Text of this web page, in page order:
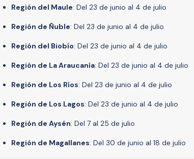
Región del Maule: Del 23 de junio al 4 de julio
Región de Ñuble: Del 23 de junio al 4 de julio
Región del Biobío: Del 23 de junio al 4 de julio
Región de La Araucanía: Del 23 de junio al 4 de julio
Región de Los Ríos: Del 23 de junio al 4 de julio
Región de Los Lagos: Del 23 de junio al 4 de julio
Región de Aysén: Del 7 al 25 de julio
Región de Magallanes: Del 30 de junio al 18 de julio